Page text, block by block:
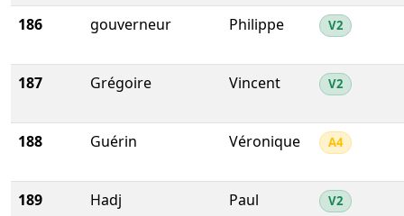
186 gouverneur Philippe V2
187 Grégoire Vincent V2
188 Guérin Véronique A4
189 Hadj Paul V2